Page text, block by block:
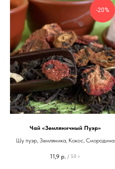
-20%
Чай «Земляничный Пуэр»
Шу пуэр, Земляника, Кокос, Смородина
11,9 р. / 50 г